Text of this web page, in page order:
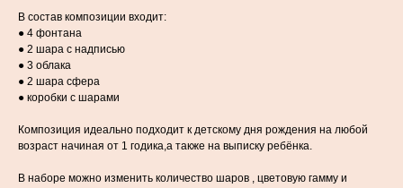
В состав композиции входит:
● 4 фонтана
● 2 шара с надписью
● 3 облака
● 2 шара сфера
● коробки с шарами
Композиция идеально подходит к детскому дня рождения на любой
возраст начиная от 1 годика,а также на выписку ребёнка.
В наборе можно изменить количество шаров , цветовую гамму и